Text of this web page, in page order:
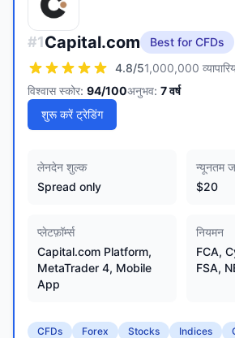
#1Capital.com
Best for CFDs
4.8/51,000,000
विश्वास स्कोर: 94/100अनुभव: 7वर्ष
शुरू करें ट्रेडिंग
लेनदेन शुल्क
Spread only
न्यूनतम
$20
प्लेटफ़ॉर्म्स
Capital.com Platform,
MetaTrader 4, Mobile
App
नियमन
FCA,
FSA,
CFDs Forex Stocks Indices